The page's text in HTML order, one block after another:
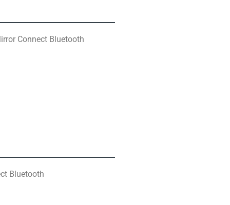
Connect Bluetooth
Bluetooth